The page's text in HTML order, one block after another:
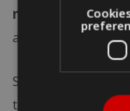
navegación
aprender durante
Si tienes título
tripulación. En